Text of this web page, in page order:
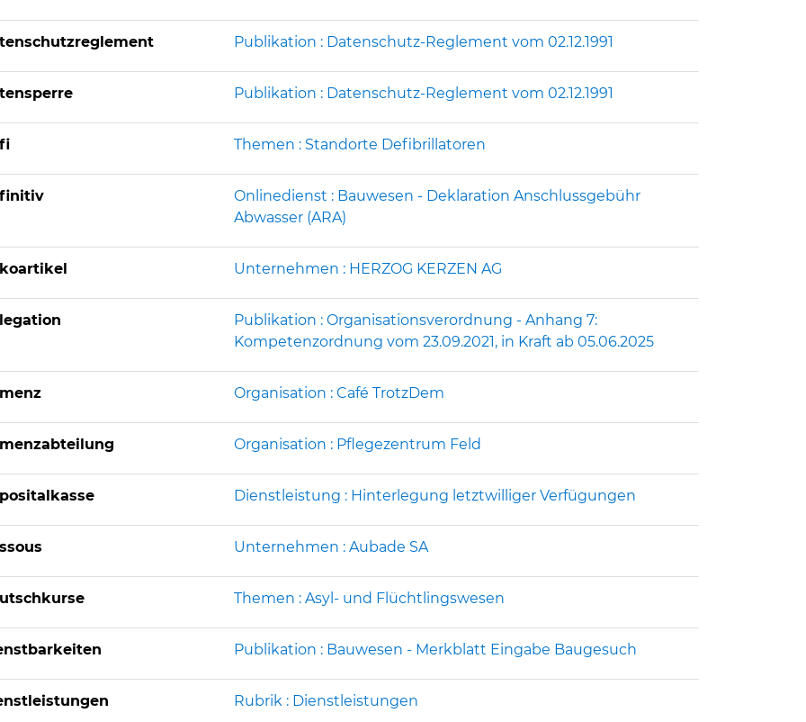
Publikation : Datenschutz-Reglement vom 02.12.1991
Publikation : Datenschutz-Reglement vom 02.12.1991
Themen : Standorte Defibrillatoren
Onlinedienst : Bauwesen - Deklaration Anschlussgebühr
Abwasser (ARA)
Unternehmen : HERZOG KERZEN AG
Publikation : Organisationsverordnung - Anhang 7:
Kompetenzordnung vom 23.09.2021, in Kraft ab 05.06.2025
Organisation : Café TrotzDem
Organisation : Pflegezentrum Feld
Dienstleistung : Hinterlegung letztwilliger Verfügungen
Unternehmen : Aubade SA
Themen : Asyl- und Flüchtlingswesen
Publikation : Bauwesen - Merkblatt Eingabe Baugesuch
Rubrik : Dienstleistungen